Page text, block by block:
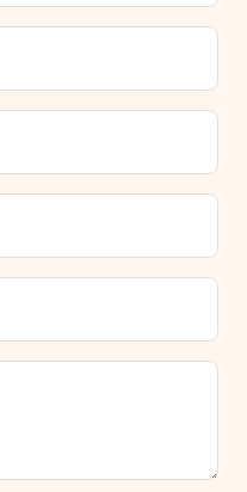
og
leveringsdato.
modtager jeg min
Du kan stole på,
på denne dag.
vælge?
at vælge en
bestille, sendes enten som
Vil du gerne vide
Kontakt venligst vores